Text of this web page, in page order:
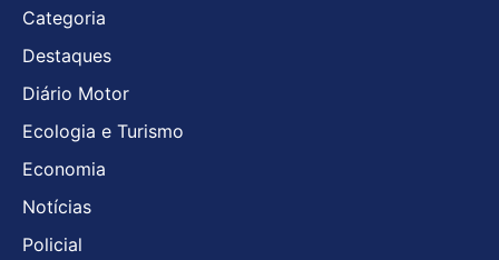
Categoria
Destaques
Diário Motor
Ecologia e Turismo
Economia
Notícias
Policial